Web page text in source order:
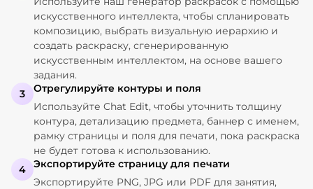
искусственного интеллекта, чтобы спланировать
композицию, выбрать визуальную иерархию и
создать раскраску, сгенерированную
искусственным интеллектом, на основе вашего
задания.
3
Отрегулируйте контуры и поля
Используйте Chat Edit, чтобы уточнить толщину
контура, детализацию предмета, баннер с именем,
рамку страницы и поля для печати, пока раскраска
не будет готова к использованию.
4
Экспортируйте страницу для печати
Экспортируйте PNG, JPG или PDF для занятия,